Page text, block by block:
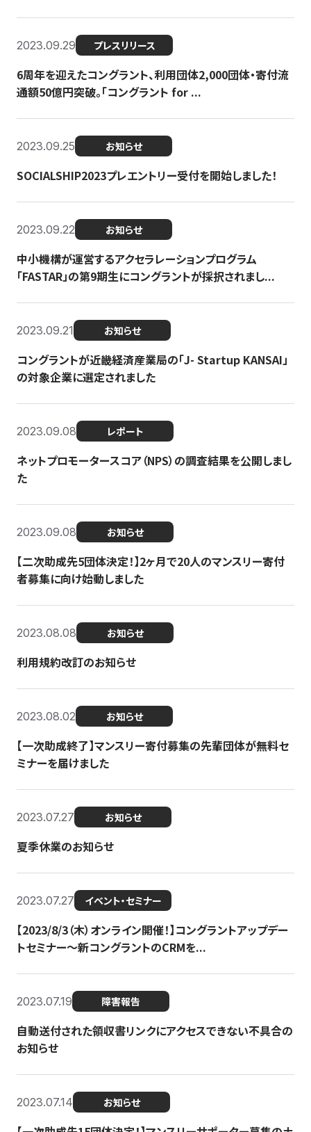
2023.09.29 プレスリリース
6周年を迎えたコングラント、利用団体2,000団体・寄付流
通額50億円突破。「コングラント for ...
2023.09.25 お知らせ
SOCIALSHIP2023プレエントリー受付を開始しました！
2023.09.22 お知らせ
中小機構が運営するアクセラレーションプログラム
「FASTAR」の第9期生にコングラントが採択されまし...
2023.09.21 お知らせ
コングラントが近畿経済産業局の「J- Startup KANSAI」
の対象企業に選定されました
2023.09.08 レポート
ネットプロモータースコア（NPS）の調査結果を公開しまし
た
2023.09.08 お知らせ
【二次助成先5団体決定！】2ヶ月で20人のマンスリー寄付
者募集に向け始動しました
2023.08.08 お知らせ
利用規約改訂のお知らせ
2023.08.02 お知らせ
【一次助成終了】マンスリー寄付募集の先輩団体が無料セ
ミナーを届けました
2023.07.27 お知らせ
夏季休業のお知らせ
2023.07.27 イベント・セミナー
【2023/8/3（木）オンライン開催！】コングラントアップデー
トセミナー〜新コングラントのCRMを...
2023.07.19 障害報告
自動送付された領収書リンクにアクセスできない不具合の
お知らせ
2023.07.14 お知らせ